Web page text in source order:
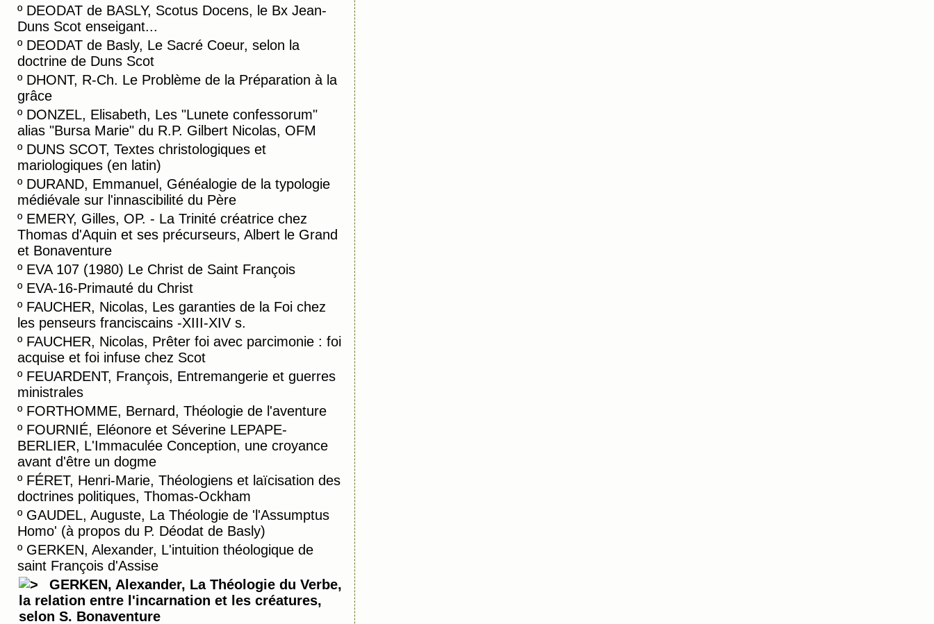
º DEODAT de BASLY, Scotus Docens, le Bx Jean-
Duns Scot enseigant...
º DEODAT de Basly, Le Sacré Coeur, selon la
doctrine de Duns Scot
º DHONT, R-Ch. Le Problème de la Préparation à la
grâce
º DONZEL, Elisabeth, Les "Lunete confessorum"
alias "Bursa Marie" du R.P. Gilbert Nicolas, OFM
º DUNS SCOT, Textes christologiques et
mariologiques (en latin)
º DURAND, Emmanuel, Généalogie de la typologie
médiévale sur l'innascibilité du Père
º EMERY, Gilles, OP. - La Trinité créatrice chez
Thomas d'Aquin et ses précurseurs, Albert le Grand
et Bonaventure
º EVA 107 (1980) Le Christ de Saint François
º EVA-16-Primauté du Christ
º FAUCHER, Nicolas, Les garanties de la Foi chez
les penseurs franciscains -XIII-XIV s.
º FAUCHER, Nicolas, Prêter foi avec parcimonie : foi
acquise et foi infuse chez Scot
º FEUARDENT, François, Entremangerie et guerres
ministrales
º FORTHOMME, Bernard, Théologie de l'aventure
º FOURNIÉ, Eléonore et Séverine LEPAPE-
BERLIER, L'Immaculée Conception, une croyance
avant d'être un dogme
º FÉRET, Henri-Marie, Théologiens et laïcisation des
doctrines politiques, Thomas-Ockham
º GAUDEL, Auguste, La Théologie de 'l'Assumptus
Homo' (à propos du P. Déodat de Basly)
º GERKEN, Alexander, L'intuition théologique de
saint François d'Assise
GERKEN, Alexander, La Théologie du Verbe,
la relation entre l'incarnation et les créatures,
selon S. Bonaventure